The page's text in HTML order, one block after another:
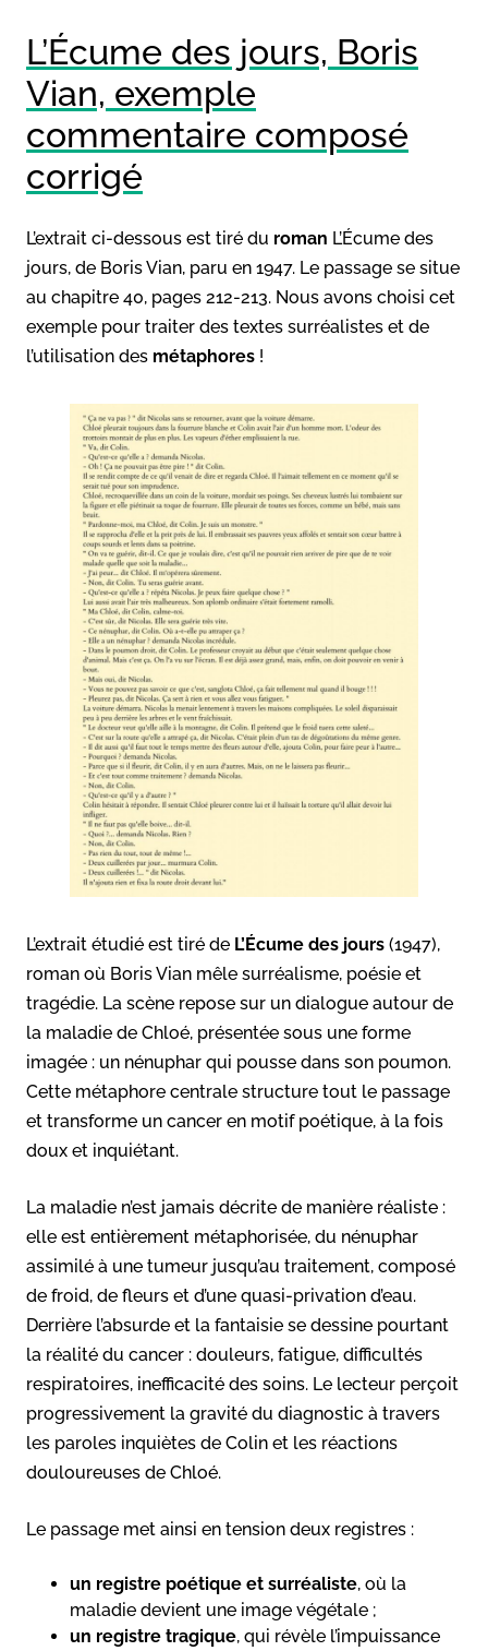
L’Écume des jours, Boris
Vian, exemple
commentaire composé
corrigé
L’extrait ci-dessous est tiré du roman L’Écume des
jours, de Boris Vian, paru en 1947. Le passage se situe
au chapitre 40, pages 212-213. Nous avons choisi cet
exemple pour traiter des textes surréalistes et de
l’utilisation des métaphores !
L’extrait étudié est tiré de L’Écume des jours (1947),
roman où Boris Vian mêle surréalisme, poésie et
tragédie. La scène repose sur un dialogue autour de
la maladie de Chloé, présentée sous une forme
imagée : un nénuphar qui pousse dans son poumon.
Cette métaphore centrale structure tout le passage
et transforme un cancer en motif poétique, à la fois
doux et inquiétant.
La maladie n’est jamais décrite de manière réaliste :
elle est entièrement métaphorisée, du nénuphar
assimilé à une tumeur jusqu’au traitement, composé
de froid, de fleurs et d’une quasi-privation d’eau.
Derrière l’absurde et la fantaisie se dessine pourtant
la réalité du cancer : douleurs, fatigue, difficultés
respiratoires, inefficacité des soins. Le lecteur perçoit
progressivement la gravité du diagnostic à travers
les paroles inquiètes de Colin et les réactions
douloureuses de Chloé.
Le passage met ainsi en tension deux registres :
un registre poétique et surréaliste, où la
maladie devient une image végétale ;
un registre tragique, qui révèle l’impuissance